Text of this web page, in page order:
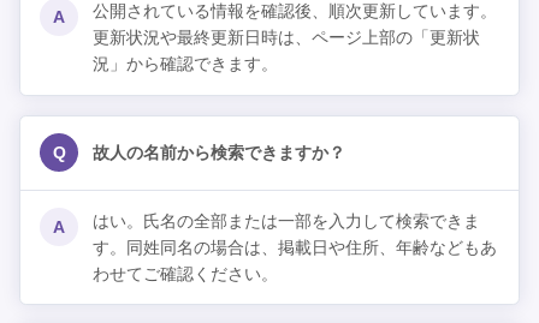
A
公開されている情報を確認後、順次更新しています。
更新状況や最終更新日時は、ページ上部の「更新状
況」から確認できます。
Q 故人の名前から検索できますか？
A
はい。氏名の全部または一部を入力して検索できま
す。同姓同名の場合は、掲載日や住所、年齢などもあ
わせてご確認ください。